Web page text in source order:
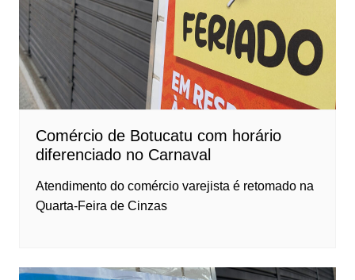
Comércio de Botucatu com horário
diferenciado no Carnaval
Atendimento do comércio varejista é retomado na
Quarta-Feira de Cinzas